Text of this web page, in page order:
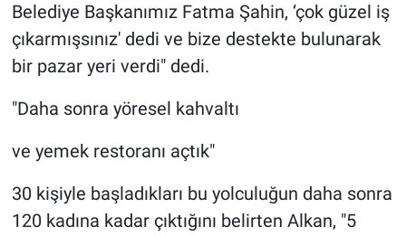
Belediye Başkanımız Fatma Şahin, ‘çok güzel iş
çıkarmışsınız' dedi ve bize destekte bulunarak
bir pazar yeri verdi" dedi.
"Daha sonra yöresel kahvaltı
ve yemek restoranı açtık"
30 kişiyle başladıkları bu yolculuğun daha sonra
120 kadına kadar çıktığını belirten Alkan, "5